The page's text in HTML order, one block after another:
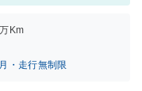
Km
・走行無制限